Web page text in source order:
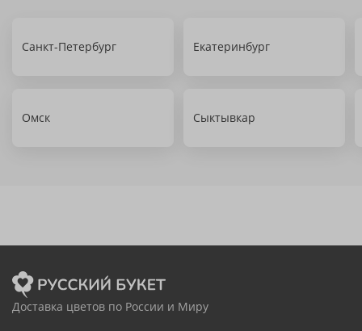
Санкт-Петербург Екатеринбург
Омск Сыктывкар
Доставка цветов по России и Миру